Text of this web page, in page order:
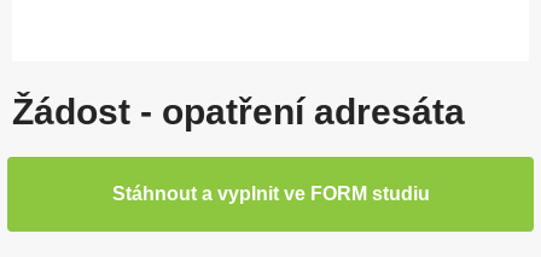
Žádost - opatření adresáta
Stáhnout a vyplnit ve FORM studiu